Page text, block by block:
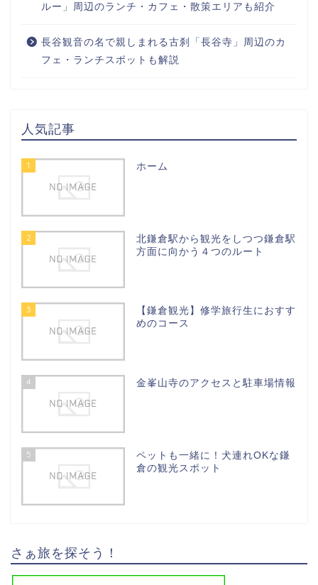
ルー」周辺のランチ・カフェ・散策エリアも紹介
長谷観音の名で親しまれる古刹「長谷寺」周辺のカ
フェ・ランチスポットも解説
人気記事
1 ホーム
2
北鎌倉駅から観光をしつつ鎌倉駅
方面に向かう４つのルート
3
【鎌倉観光】修学旅行生におすす
めのコース
4 金峯山寺のアクセスと駐車場情報
5
ペットも一緒に！犬連れOKな鎌
倉の観光スポット
さぁ旅を探そう！